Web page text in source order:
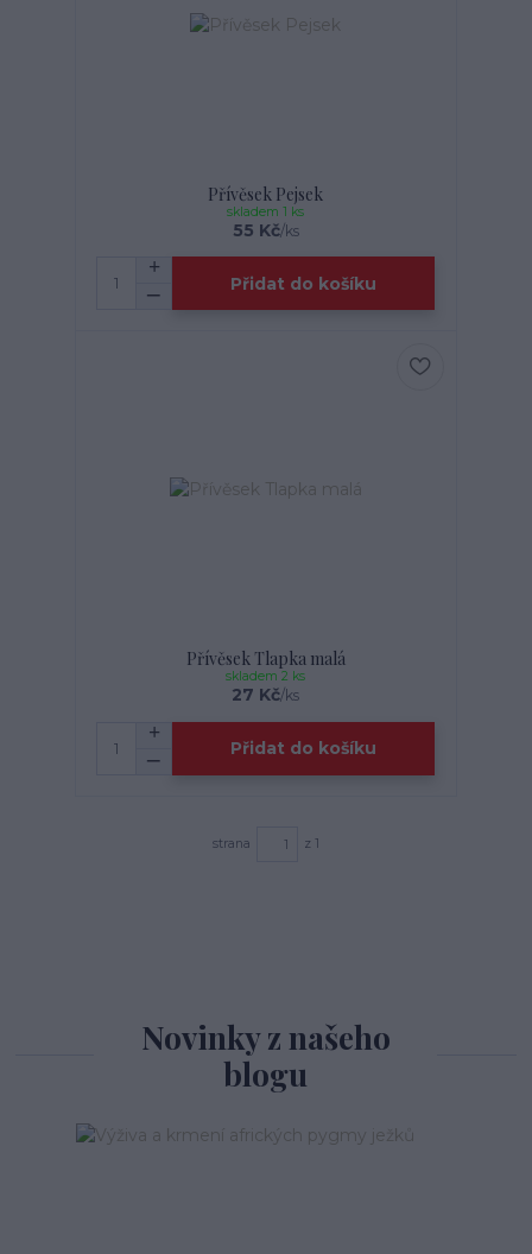
Přívěsek Pejsek
55 Kč/ks
skladem 1 ks
Přidat do košíku
Přívěsek Tlapka malá
27 Kč/ks
skladem 2 ks
Přidat do košíku
strana z 1
Novinky z našeho
blogu